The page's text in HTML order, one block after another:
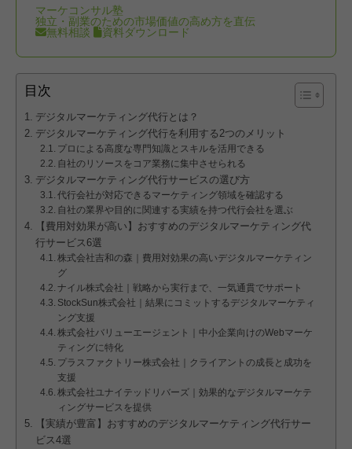
マーケコンサル塾
独立・副業のための市場価値の高め方を直伝
無料相談
資料ダウンロード
目次
デジタルマーケティング代行とは？
デジタルマーケティング代行を利用する2つのメリット
プロによる高度な専門知識とスキルを活用できる
自社のリソースをコア業務に集中させられる
デジタルマーケティング代行サービスの選び方
代行会社が対応できるマーケティング領域を確認する
自社の業界や目的に関連する実績を持つ代行会社を選ぶ
【費用対効果が高い】おすすめのデジタルマーケティング代
行サービス6選
株式会社吉和の森｜費用対効果の高いデジタルマーケティン
グ
ナイル株式会社｜戦略から実行まで、一気通貫でサポート
StockSun株式会社｜結果にコミットするデジタルマーケティ
ング支援
株式会社バリューエージェント｜中小企業向けのWebマーケ
ティングに特化
プラスファクトリー株式会社｜クライアントの成長と成功を
支援
株式会社ユナイテッドリバーズ｜効果的なデジタルマーケテ
ィングサービスを提供
【実績が豊富】おすすめのデジタルマーケティング代行サー
ビス4選